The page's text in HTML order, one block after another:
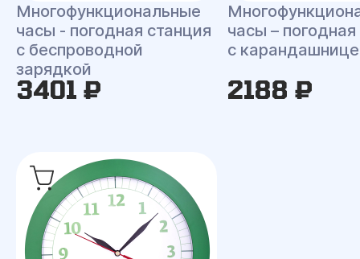
Многофункциональные
часы - погодная станция
с беспроводной
зарядкой
3401 ₽
часы –
с
2188 ₽